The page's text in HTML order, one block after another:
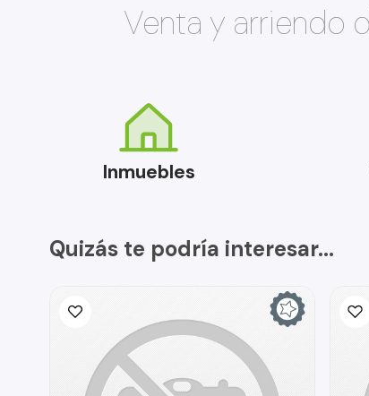
Venta y arriendo
Inmuebles
Quizás te podría interesar...